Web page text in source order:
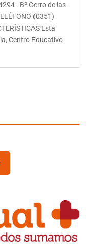
. Bº Cerro de las
(0351)
Esta
Centro Educativo